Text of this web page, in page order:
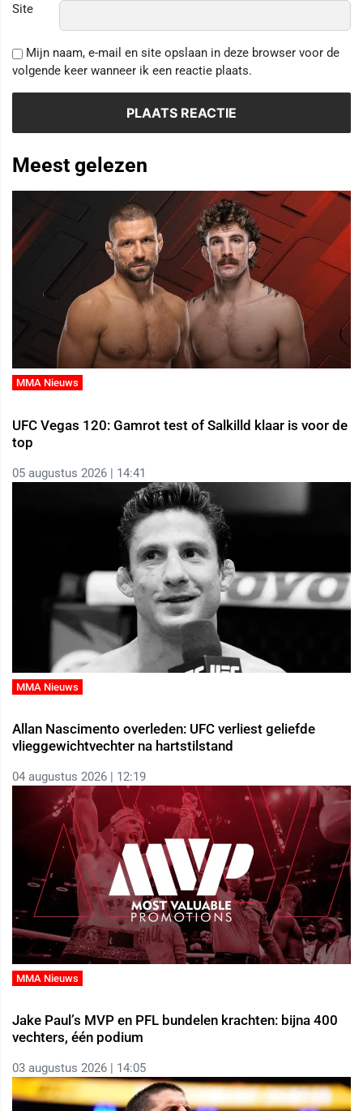
Site
Mijn naam, e-mail en site opslaan in deze browser voor de
volgende keer wanneer ik een reactie plaats.
Meest gelezen
MMA Nieuws
UFC Vegas 120: Gamrot test of Salkilld klaar is voor de
top
05 augustus 2026 | 14:41
MMA Nieuws
Allan Nascimento overleden: UFC verliest geliefde
vlieggewichtvechter na hartstilstand
04 augustus 2026 | 12:19
MMA Nieuws
Jake Paul’s MVP en PFL bundelen krachten: bijna 400
vechters, één podium
03 augustus 2026 | 14:05